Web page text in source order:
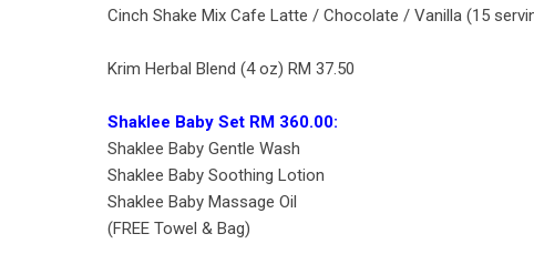
Cinch Shake Mix Cafe Latte / Chocolate / Vanilla (15
Krim Herbal Blend (4 oz) RM 37.50
Shaklee Baby Set RM 360.00:
Shaklee Baby Gentle Wash
Shaklee Baby Soothing Lotion
Shaklee Baby Massage Oil
(FREE Towel & Bag)